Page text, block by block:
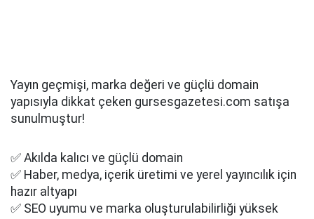
Yayın geçmişi, marka değeri ve güçlü domain
yapısıyla dikkat çeken gursesgazetesi.com satışa
sunulmuştur!
✅ Akılda kalıcı ve güçlü domain
✅ Haber, medya, içerik üretimi ve yerel yayıncılık için
hazır altyapı
✅ SEO uyumu ve marka oluşturulabilirliği yüksek